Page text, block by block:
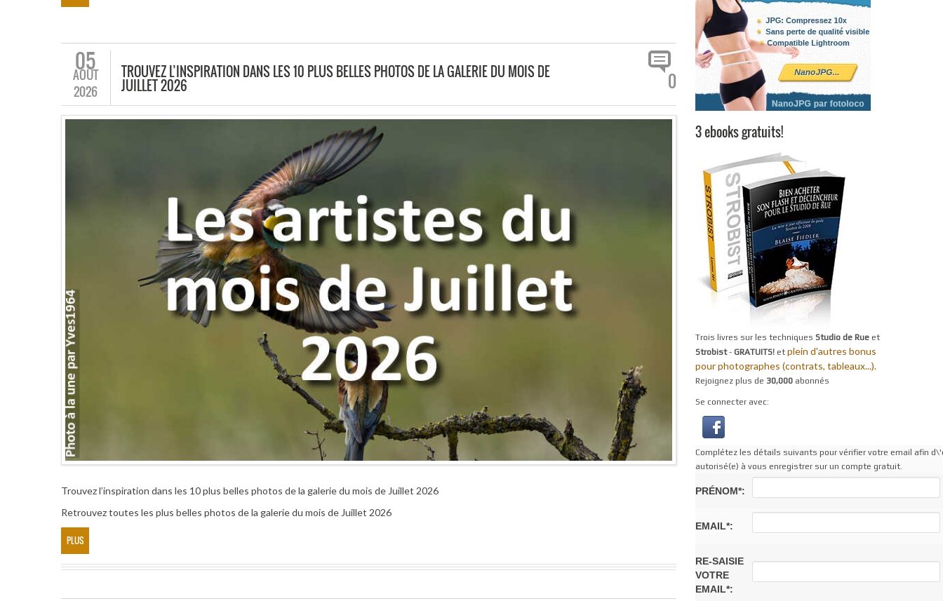
05
AOÛT
2026
TROUVEZ L’INSPIRATION DANS LES 10 PLUS BELLES PHOTOS DE LA GALERIE DU MOIS DE
JUILLET 2026 0
Trouvez l’inspiration dans les 10 plus belles photos de la galerie du mois de Juillet 2026
Retrouvez toutes les plus belles photos de la galerie du mois de Juillet 2026
PLUS
3 ebooks gratuits!
Trois livres sur les techniques Studio de Rueet
Strobist- GRATUITS! et plein d'autres bonus
pour photographes (contrats, tableaux...).
Rejoignez plus de 30,000abonnés
Se connecter avec:
Complétez les détails suivants pour vérifier votre email afin
autorisé(e) à vous enregistrer sur un compte gratuit.
PRÉNOM*:
EMAIL*:
RE-SAISIE
VOTRE
EMAIL*: